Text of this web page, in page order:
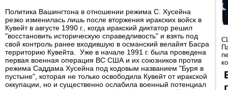
Политика Вашингтона в отношении режима С. Хусейна
резко изменилась лишь после вторжения иракских войск в
Кувейт в августе 1990 г., когда иракский диктатор решил
"восстановить историческую справедливость" и взять под
свой контроль ранее входившую в османский велайят Басра
территорию Кувейта. Уже в начале 1991 г. была проведена
первая военная операция ВС США и их союзников против
режима Саддама Хусейна под кодовым названием "Буря в
пустыне", которая не только освободила Кувейт от иракской
оккупации, но и существенно ослабила военный потенциал